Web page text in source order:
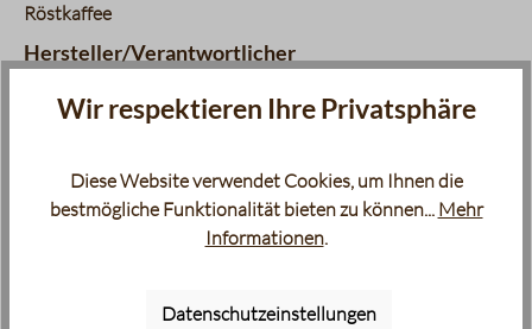
Süße
Bouquet
5 / 5
Röstkaffee
Hersteller/Verantwortlicher
Wir respektieren Ihre Privatsphäre
Diese Website verwendet Cookies, um Ihnen die
bestmögliche Funktionalität bieten zu können... Mehr
Informationen.
Datenschutzeinstellungen